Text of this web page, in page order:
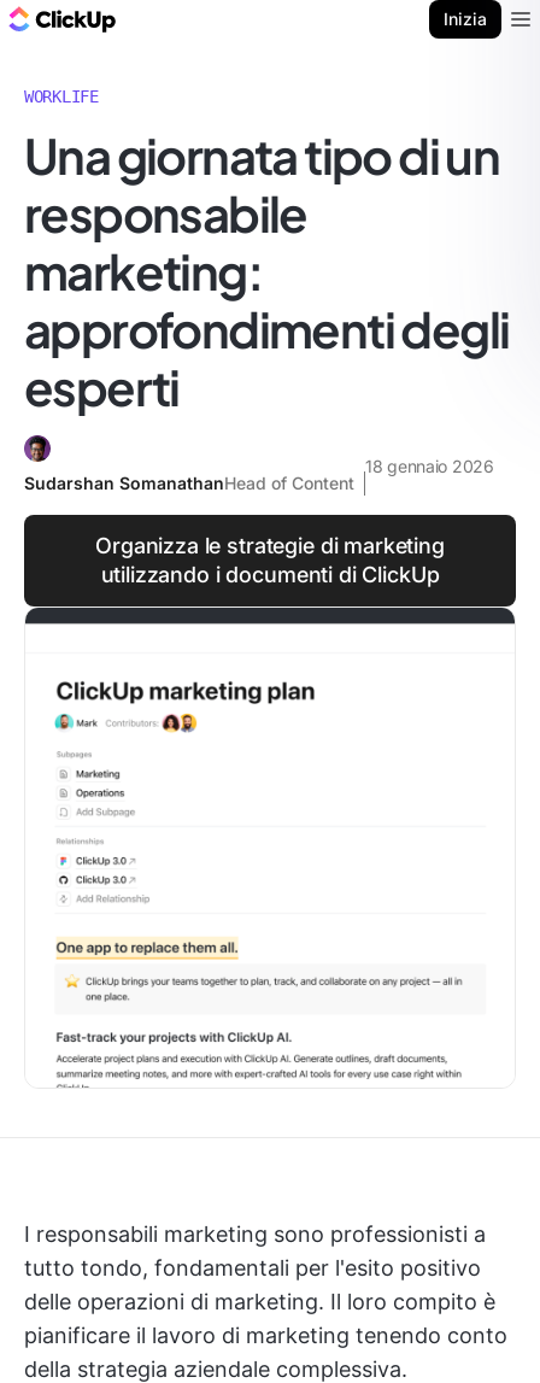
Inizia
WORKLIFE
Una giornata tipo di un
responsabile
marketing:
approfondimenti degli
esperti
Sudarshan SomanathanHead of Content
18 gennaio 2026
Organizza le strategie di marketing
utilizzando i documenti di ClickUp
I responsabili marketing sono professionisti a
tutto tondo, fondamentali per l'esito positivo
delle operazioni di marketing. Il loro compito è
pianificare il lavoro di marketing tenendo conto
della strategia aziendale complessiva.